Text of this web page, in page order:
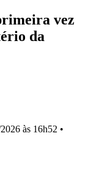
vez
da
às 16h52 •